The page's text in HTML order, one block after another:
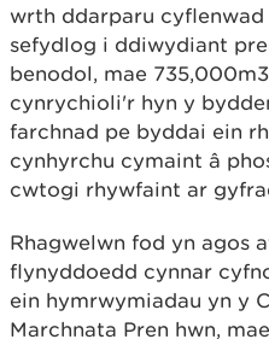
wrth ddarparu
sefydlog i ddiwydiant
benodol, mae
cynrychioli'r hyn y
farchnad pe byddai ein
cynhyrchu cymaint â
cwtogi rhywfaint ar
Rhagwelwn fod yn agos
flynyddoedd cynnar
ein hymrwymiadau yn y
Marchnata Pren hwn,